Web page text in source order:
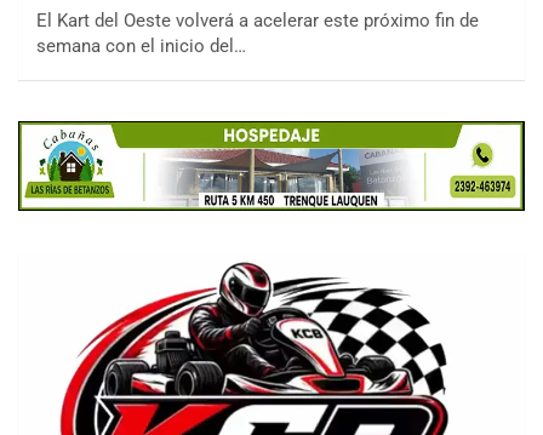
El Kart del Oeste volverá a acelerar este próximo fin de
semana con el inicio del…